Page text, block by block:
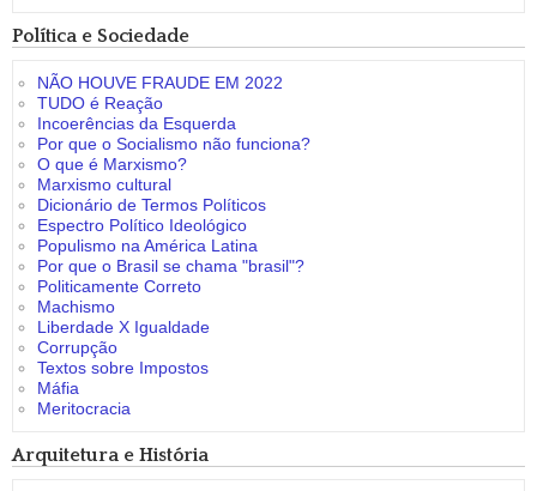
Política e Sociedade
NÃO HOUVE FRAUDE EM 2022
TUDO é Reação
Incoerências da Esquerda
Por que o Socialismo não funciona?
O que é Marxismo?
Marxismo cultural
Dicionário de Termos Políticos
Espectro Político Ideológico
Populismo na América Latina
Por que o Brasil se chama "brasil"?
Politicamente Correto
Machismo
Liberdade X Igualdade
Corrupção
Textos sobre Impostos
Máfia
Meritocracia
Arquitetura e História